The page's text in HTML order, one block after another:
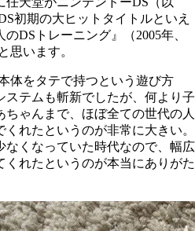
初期の大ヒットタイトルといえ
DSトレーニング』（2005年、
思います。
体をタテで持つという遊び方
テムも斬新でしたが、何より子
ゃんまで、ほぼ全ての世代の人
れたというのが非常に大きい。
なくなっていた時代なので、幅広
くれたというのが本当にありがた